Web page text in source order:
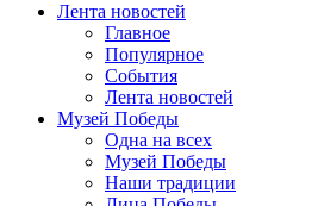
Лента новостей
Главное
Популярное
События
Лента новостей
Музей Победы
Одна на всех
Музей Победы
Наши традиции